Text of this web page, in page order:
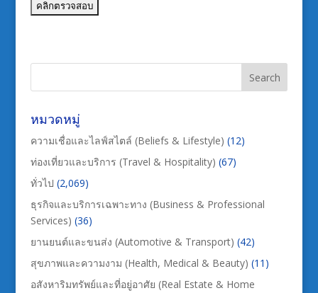
หมวดหมู่
ความเชื่อและไลฟ์สไตล์ (Beliefs & Lifestyle) (12)
ท่องเที่ยวและบริการ (Travel & Hospitality) (67)
ทั่วไป (2,069)
ธุรกิจและบริการเฉพาะทาง (Business & Professional
Services) (36)
ยานยนต์และขนส่ง (Automotive & Transport) (42)
สุขภาพและความงาม (Health, Medical & Beauty) (11)
อสังหาริมทรัพย์และที่อยู่อาศัย (Real Estate & Home